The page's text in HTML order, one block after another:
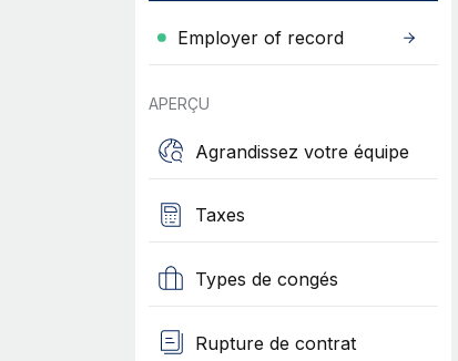
Employer of record
APERÇU
Agrandissez votre équipe
Taxes
Types de congés
Rupture de contrat